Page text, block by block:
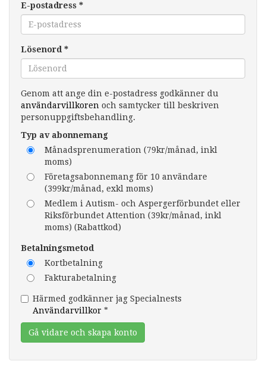
E-postadress *
Lösenord *
Genom att ange din e-postadress godkänner du
användarvillkoren och samtycker till beskriven
personuppgiftsbehandling.
Typ av abonnemang
Månadsprenumeration (79kr/månad, inkl
moms)
Företagsabonnemang för 10 användare
(399kr/månad, exkl moms)
Medlem i Autism- och Aspergerförbundet eller
Riksförbundet Attention (39kr/månad, inkl
moms) (Rabattkod)
Betalningsmetod
Kortbetalning
Fakturabetalning
Härmed godkänner jag Specialnests
Användarvillkor *
Gå vidare och skapa konto